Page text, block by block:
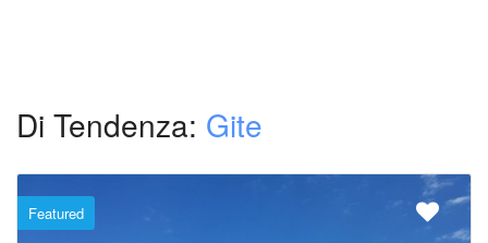
Di Tendenza: Gite
Featured